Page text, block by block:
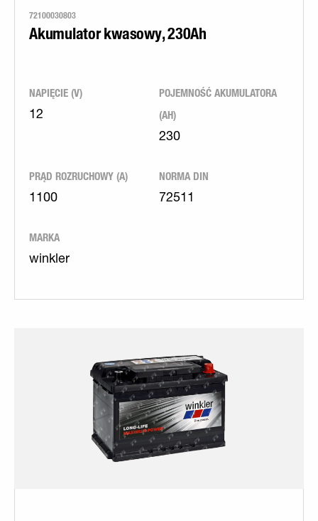
72100030803
Akumulator kwasowy, 230Ah
NAPIĘCIE (V)
12
POJEMNOŚĆ AKUMULATORA
(AH)
230
PRĄD ROZRUCHOWY (A)
1100
NORMA DIN
72511
MARKA
winkler